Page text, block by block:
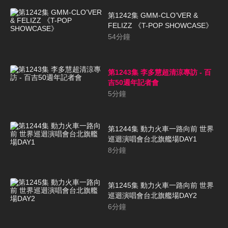
第1242集 GMM-CLO’VER &
FELIZZ 《T-POP SHOWCASE》
54分鐘
第1243集 李多慧超清涼專訪 - 百
吉50週年記者會
5分鐘
第1244集 動力火車一路向前 世界
巡迴演唱會台北旗艦場DAY1
8分鐘
第1245集 動力火車一路向前 世界
巡迴演唱會台北旗艦場DAY2
6分鐘